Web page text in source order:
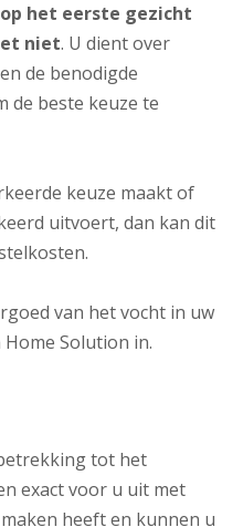
het eerste gezicht
niet. U dient over
de benodigde
de beste keuze te
keuze maakt of
uitvoert, dan kan dit
van het vocht in uw
Solution in.
tot het
exact voor u uit met
heeft en kunnen u